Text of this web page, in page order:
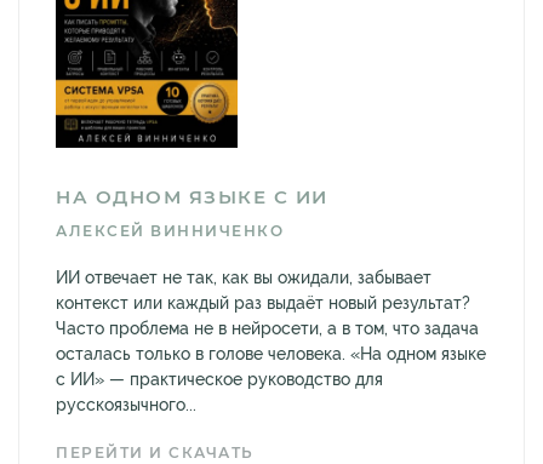
НА ОДНОМ ЯЗЫКЕ С ИИ
АЛЕКСЕЙ ВИННИЧЕНКО
ИИ отвечает не так, как вы ожидали, забывает
контекст или каждый раз выдаёт новый результат?
Часто проблема не в нейросети, а в том, что задача
осталась только в голове человека. «На одном языке
с ИИ» — практическое руководство для
русскоязычного...
ПЕРЕЙТИ И СКАЧАТЬ